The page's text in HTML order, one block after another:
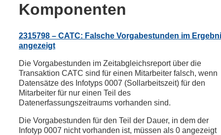
Komponenten
2315798 – CATC: Falsche Vorgabestunden im
angezeigt
Die Vorgabestunden im Zeitabgleichsreport über die
Transaktion CATC sind für einen Mitarbeiter falsch, wenn
Datensätze des Infotyps 0007 (Sollarbeitszeit) für den
Mitarbeiter für nur einen Teil des
Datenerfassungszeitraums vorhanden sind.
Die Vorgabestunden für den Teil der Dauer, in dem der
Infotyp 0007 nicht vorhanden ist, müssen als 0 angezeigt